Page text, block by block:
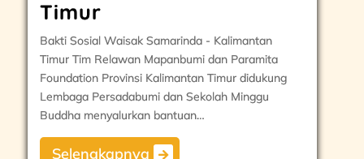
Timur
Bakti Sosial Waisak Samarinda - Kalimantan
Timur Tim Relawan Mapanbumi dan Paramita
Foundation Provinsi Kalimantan Timur didukung
Lembaga Persadabumi dan Sekolah Minggu
Buddha menyalurkan bantuan…
Selengkapnya